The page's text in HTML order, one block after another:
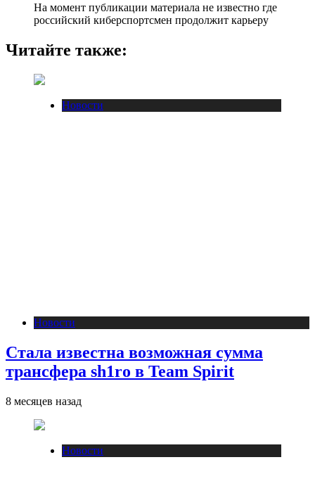
На момент публикации материала не известно где
российский киберспортсмен продолжит карьеру
Читайте также:
Новости
Новости
Стала известна возможная сумма
трансфера sh1ro в Team Spirit
8 месяцев назад
Новости